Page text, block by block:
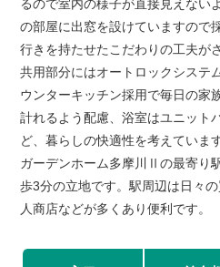
るので室内の様子が直接見えない
の部屋に出窓を設けていますので
行きを持たせたこだわりの工夫が
共用部分にはオートロックシステ
ウンターキッチン採用で毎日の家
計れるよう配慮、浴室はユニット
ど、暮らしの快適性を考えています
ガーデンホーム多摩川Ⅱの最寄り
歩3分の立地です。駅周辺は日々
人商店などが多くあり便利です。